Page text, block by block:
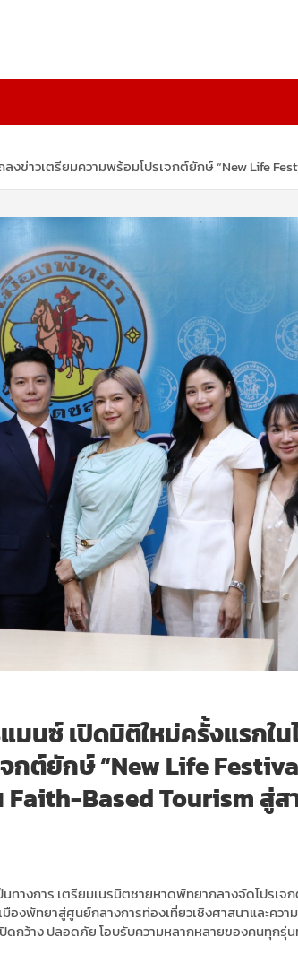
งข่าวเตรียมความพร้อมโปรเจกต์ยักษ์ “New Life
มนซ์ เปิดมิติใหม่ครั้งแรกใน
กต์ยักษ์ “New Life
Based Tourism สู่ส
ทางการ เตรียมเนรมิตชายหาดพัทยากลางจัดโปรเจ
องพัทยาสู่ศูนย์กลางการท่องเที่ยวเชิงศาสนาและควา
กว้าง ปลอดภัย โอบรับความหลากหลายของคนทุกรุ่